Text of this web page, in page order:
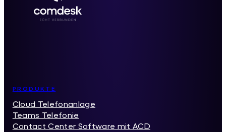
Inhaltsverzeichnis
PRODUKTE
Cloud Telefonanlage
Teams Telefonie
Contact Center Software mit ACD